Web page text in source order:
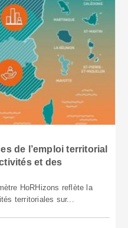
de l’emploi territorial
et des
HoRHizons reflète la
territoriales sur...